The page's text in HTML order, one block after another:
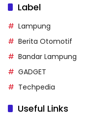
Label
Lampung
Berita Otomotif
Bandar Lampung
GADGET
Techpedia
Useful Links